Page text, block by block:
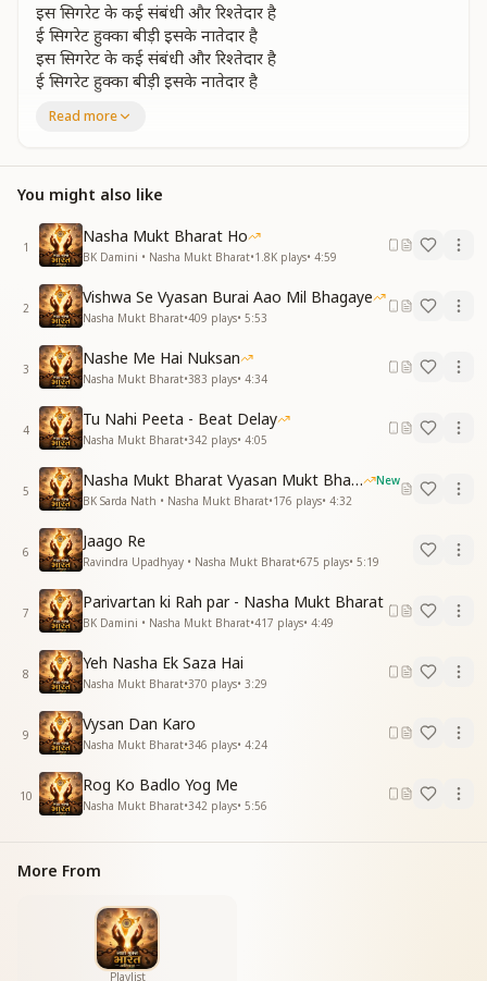
इस सिगरेट के कई संबंधी और रिश्तेदार है
ई सिगरेट हुक्का बीड़ी इसके नातेदार है
इस सिगरेट के कई संबंधी और रिश्तेदार है
ई सिगरेट हुक्का बीड़ी इसके नातेदार है
कई बीमारियां और मौत की समझो आखिरी सीटी है
तू नहीं पीता इसको ये सिगरेट तुझे पिती है
तेरे पीने से ये पहले पैसे तेरे खाती है
समय संकल्प संपत्ति सभी लुट ले जाती है
तू निकाले उसका धुआं ये तेरा धुंआ निकालेगी
तेरे अंदर जाकर के ये तेरा सबकुछ खा लेगी
श्मशान पहुँचाना सबको
श्मशान पहुँचाना सबको यहीं इसकी ड्युटी है
तू नहीं पीता इसको ये सिगरेट तुझे पिती है
तू नहीं पीता इसको ये सिगरेट तुझे पिती है
तू छोड़ना चाहे इसको ये ना तुझको छोड़ेगी
खटिया पर लिटाकर तुझको तेरा दम ये तोड़ेगी
पीना इसको छोड़के भाई ज्ञानामृत का पान करो
स्व परिवर्तन करने लिए ईश्वर का तुम ध्यान धरो
छोड़के इसको आगे बढ़ो तुम
छोड़के इसको आगे बढ़ो तुम जो बीती सो बीती है
तू नहीं पीता इसको ये सिगरेट तुझे पिती है
तू नहीं पीता इसको ये सिगरेट तुझे पिती है
पीकर के ये तुझकों भाई
पीकर के ये तुझकों भाई इस दुनियां में जीती है
तू नहीं पीता इसको ये सिगरेट तुझे पिती है
तू नहीं पीता इसको ये सिगरेट तुझे पिती है
ये सिगरेट तुझे पिती है
सिगरेट तुझे पिती है
सिगरेट तुझे पिती है
सिगरेट तुझे पिती है
सिगरेट तुझे पिती है
Read more
You might also like
1
Nasha Mukt Bharat Ho
BK Damini • Nasha Mukt Bharat•1.8K plays• 4:59
2
Vishwa Se Vyasan Burai Aao Mil Bhagaye
Nasha Mukt Bharat•409 plays• 5:53
3
Nashe Me Hai Nuksan
Nasha Mukt Bharat•383 plays• 4:34
4
Tu Nahi Peeta - Beat Delay
Nasha Mukt Bharat•342 plays• 4:05
5
Nasha Mukt Bharat Vyasan Mukt Bharat
New
BK Sarda Nath • Nasha Mukt Bharat•176 plays• 4:32
6
Jaago Re
Ravindra Upadhyay • Nasha Mukt Bharat•675 plays• 5:19
7
Parivartan ki Rah par - Nasha Mukt Bharat
BK Damini • Nasha Mukt Bharat•417 plays• 4:49
8
Yeh Nasha Ek Saza Hai
Nasha Mukt Bharat•370 plays• 3:29
9
Vysan Dan Karo
Nasha Mukt Bharat•346 plays• 4:24
10
Rog Ko Badlo Yog Me
Nasha Mukt Bharat•342 plays• 5:56
More From
Playlist